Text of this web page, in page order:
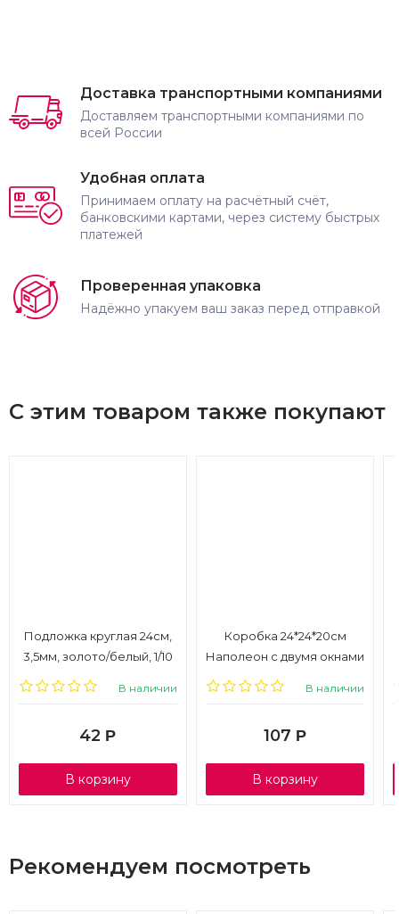
Доставка транспортными компаниями
Доставляем транспортными компаниями по
всей России
Удобная оплата
Принимаем оплату на расчётный счёт,
банковскими картами, через систему быстрых
платежей
Проверенная упаковка
Надёжно упакуем ваш заказ перед отправкой
С этим товаром также покупают
Подложка круглая 24см,
3,5мм, золото/белый, 1/10
В наличии
42 Р
В корзину
Коробка 24*24*20см
Наполеон с двумя окнами
и ручками, белый, 1/20
В наличии
107 Р
В корзину
Рекомендуем посмотреть